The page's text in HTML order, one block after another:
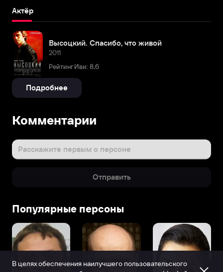
Актёр
Высоцкий. Спасибо, что живой
2011
Рейтинг Иви: 8,6
Подробнее
Комментарии
Расскажите первым о персоне
Отправить
Популярные персоны
В целях обеспечения наилучшего пользовательского